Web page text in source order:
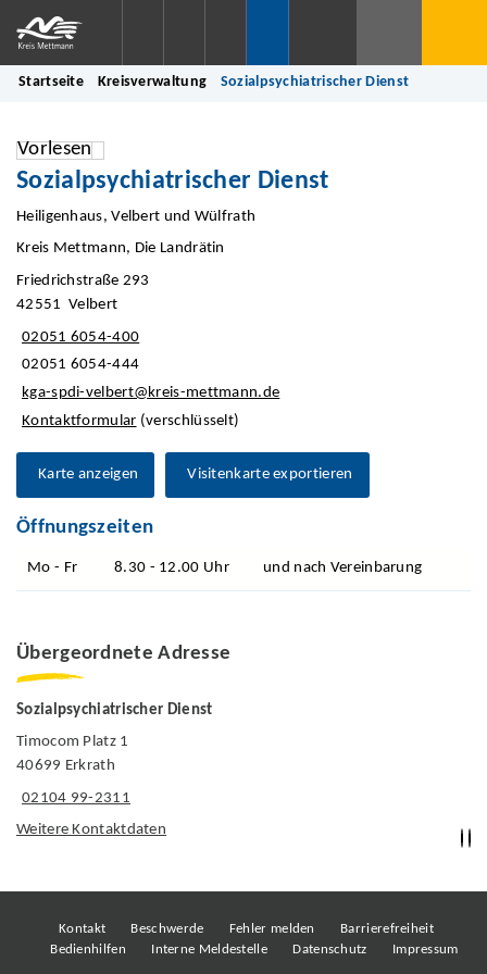
Startseite Kreisverwaltung Sozialpsychiatrischer Dienst
Vorlesen
Sozialpsychiatrischer Dienst
Heiligenhaus, Velbert und Wülfrath
Kreis Mettmann, Die Landrätin
Friedrichstraße 293
42551 Velbert
02051 6054-400
02051 6054-444
kga-spdi-velbert@kreis-mettmann.de
Kontaktformular (verschlüsselt)
Karte anzeigen Visitenkarte exportieren
Öffnungszeiten
Mo - Fr 8.30 - 12.00 Uhr und nach Vereinbarung
Übergeordnete Adresse
Sozialpsychiatrischer Dienst
Timocom Platz 1
40699 Erkrath
02104 99-2311
Weitere Kontaktdaten
Kontakt Beschwerde Fehler melden
Barrierefreiheit
Bedienhilfen
Interne Meldestelle Datenschutz Impressum